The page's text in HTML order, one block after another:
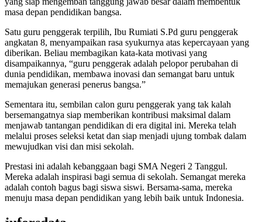
masa depan pendidikan bangsa.
Satu guru penggerak terpilih, Ibu Rumiati S.Pd guru penggerak
angkatan 8, menyampaikan rasa syukurnya atas kepercayaan yang
diberikan. Beliau membagikan kata-kata motivasi yang
disampaikannya, “guru penggerak adalah pelopor perubahan di
dunia pendidikan, membawa inovasi dan semangat baru untuk
memajukan generasi penerus bangsa.”
Sementara itu, sembilan calon guru penggerak yang tak kalah
bersemangatnya siap memberikan kontribusi maksimal dalam
menjawab tantangan pendidikan di era digital ini. Mereka telah
melalui proses seleksi ketat dan siap menjadi ujung tombak dalam
mewujudkan visi dan misi sekolah.
Prestasi ini adalah kebanggaan bagi SMA Negeri 2 Tanggul.
Mereka adalah inspirasi bagi semua di sekolah. Semangat mereka
adalah contoh bagus bagi siswa siswi. Bersama-sama, mereka
menuju masa depan pendidikan yang lebih baik untuk Indonesia.